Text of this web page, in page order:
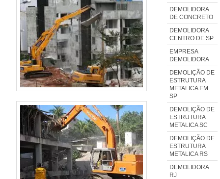
DEMOLIDORA
DE CONCRETO
DEMOLIDORA
CENTRO DE SP
EMPRESA
DEMOLIDORA
DEMOLIÇÃO DE
ESTRUTURA
METALICA EM
SP
DEMOLIÇÃO DE
ESTRUTURA
METALICA SC
DEMOLIÇÃO DE
ESTRUTURA
METALICA RS
DEMOLIDORA
RJ